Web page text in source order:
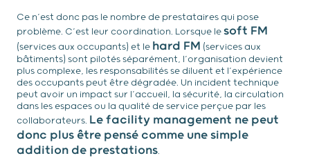
Ce n’est donc pas le nombre de prestataires qui pose
problème. C’est leur coordination. Lorsque le soft FM
(services aux occupants) et le hard FM (services aux
bâtiments) sont pilotés séparément, l’organisation devient
plus complexe, les responsabilités se diluent et l’expérience
des occupants peut être dégradée. Un incident technique
peut avoir un impact sur l’accueil, la sécurité, la circulation
dans les espaces ou la qualité de service perçue par les
collaborateurs. Le facility management ne peut
donc plus être pensé comme une simple
addition de prestations.